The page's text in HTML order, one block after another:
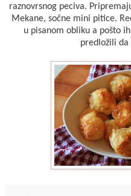
raznovrsnog peciva.
Mekane, sočne mini pitice.
u pisanom obliku a pošto
predložili